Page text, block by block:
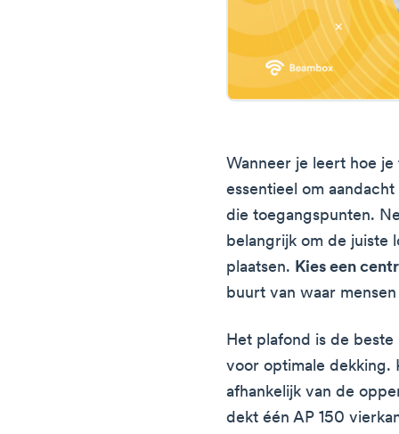
Wanneer je leert hoe
essentieel om
die toegangspunten.
belangrijk om de juiste
plaatsen. Kies een
buurt van waar
Het plafond is de
voor optimale dekking.
afhankelijk van de
dekt één AP 150